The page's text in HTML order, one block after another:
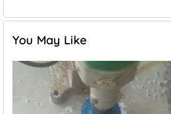
You May Like